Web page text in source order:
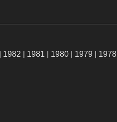
1978
1979
1980
1981
1982